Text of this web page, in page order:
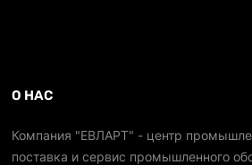
О НАС
Компания "ЕВЛАРТ" - центр
поставка и сервис промышленного